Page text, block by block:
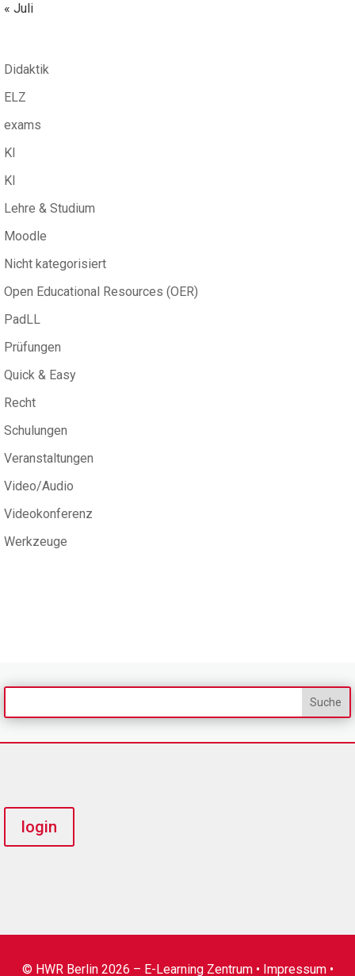
« Juli
Didaktik
ELZ
exams
KI
KI
Lehre & Studium
Moodle
Nicht kategorisiert
Open Educational Resources (OER)
PadLL
Prüfungen
Quick & Easy
Recht
Schulungen
Veranstaltungen
Video/Audio
Videokonferenz
Werkzeuge
login
© HWR Berlin 2026 – E-Learning Zentrum • Impressum•